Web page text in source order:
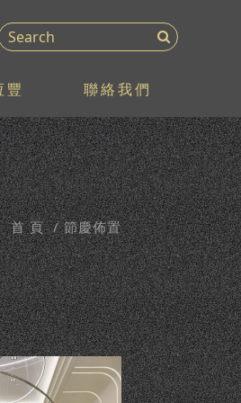
豐 聯絡我們
首 頁 節慶佈置